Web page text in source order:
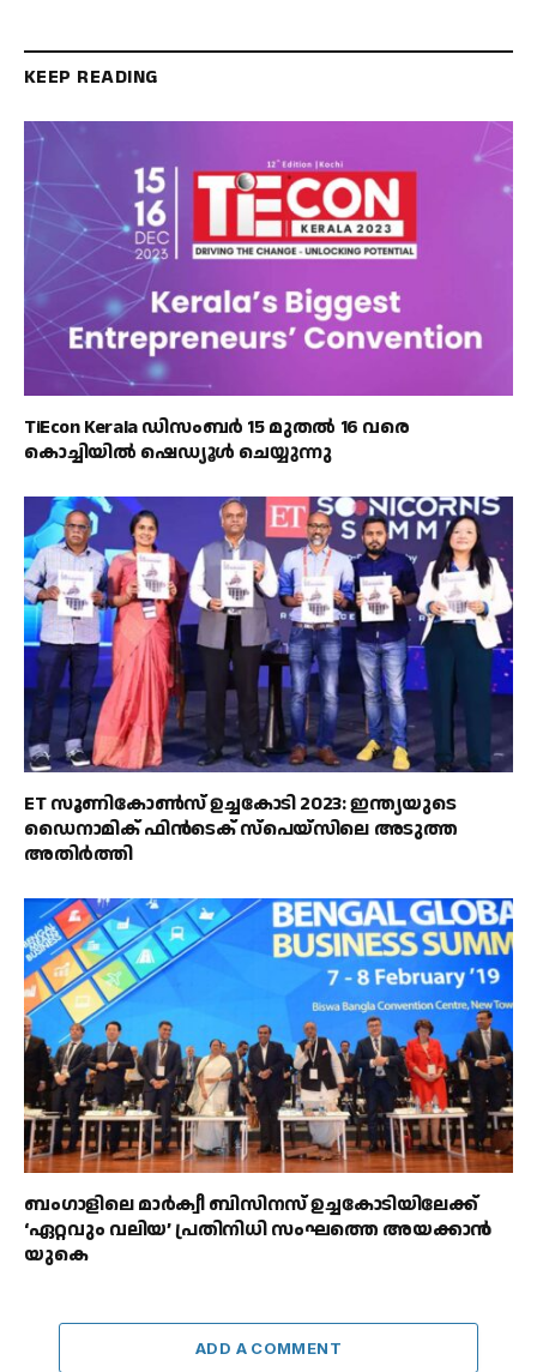
KEEP READING
TiEcon Kerala ഡിസംബർ 15 മുതൽ 16 വരെ
കൊച്ചിയിൽ ഷെഡ്യൂൾ ചെയ്യുന്നു
ET സൂണികോൺസ് ഉച്ചകോടി 2023: ഇന്ത്യയുടെ
ഡൈനാമിക് ഫിൻടെക് സ്‌പെയ്‌സിലെ അടുത്ത
അതിർത്തി
ബംഗാളിലെ മാർക്വീ ബിസിനസ് ഉച്ചകോടിയിലേക്ക്
‘ഏറ്റവും വലിയ’ പ്രതിനിധി സംഘത്തെ അയക്കാൻ
യുകെ
ADD A COMMENT